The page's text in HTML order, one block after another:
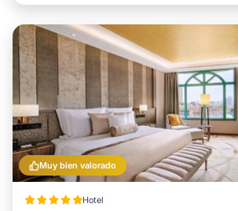
Muy bien valorado
Hotel